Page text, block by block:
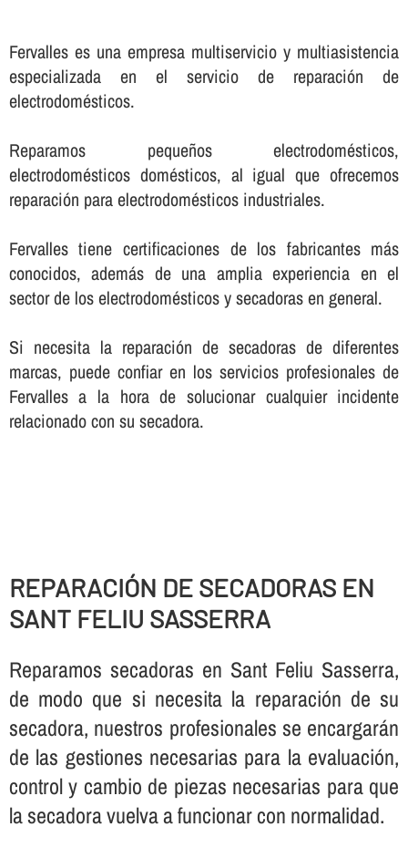
Fervalles es una empresa multiservicio y multiasistencia
especializada en el servicio de reparación de
electrodomésticos.
Reparamos pequeños electrodomésticos,
electrodomésticos domésticos, al igual que ofrecemos
reparación para electrodomésticos industriales.
Fervalles tiene certificaciones de los fabricantes más
conocidos, además de una amplia experiencia en el
sector de los electrodomésticos y secadoras en general.
Si necesita la reparación de secadoras de diferentes
marcas, puede confiar en los servicios profesionales de
Fervalles a la hora de solucionar cualquier incidente
relacionado con su secadora.
REPARACIÓN DE SECADORAS EN
SANT FELIU SASSERRA
Reparamos secadoras en Sant Feliu Sasserra,
de modo que si necesita la reparación de su
secadora, nuestros profesionales se encargarán
de las gestiones necesarias para la evaluación,
control y cambio de piezas necesarias para que
la secadora vuelva a funcionar con normalidad.